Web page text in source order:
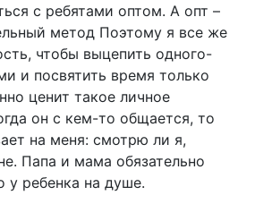
с ребятами оптом. А опт –
метод Поэтому я все же
чтобы выцепить одного-
и посвятить время только
ценит такое личное
он с кем-то общается, то
на меня: смотрю ли я,
Папа и мама обязательно
у ребенка на душе.